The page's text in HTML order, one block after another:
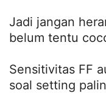
Jadi jangan
belum tentu
Sensitivitas FF
soal setting